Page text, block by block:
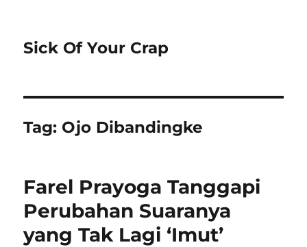
Sick Of Your Crap
Tag: Ojo Dibandingke
Farel Prayoga Tanggapi
Perubahan Suaranya
yang Tak Lagi ‘Imut’